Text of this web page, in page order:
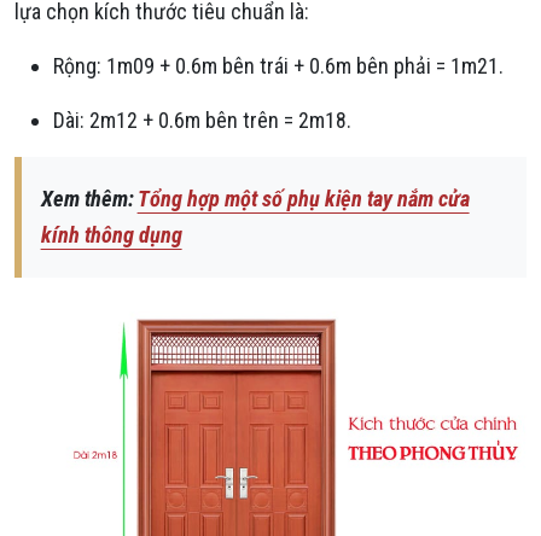
lựa chọn kích thước tiêu chuẩn là:
Rộng: 1m09 + 0.6m bên trái + 0.6m bên phải = 1m21.
Dài: 2m12 + 0.6m bên trên = 2m18.
Xem thêm:Tổng hợp một số phụ kiện tay nắm cửa
kính thông dụng